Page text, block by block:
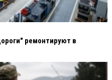
ремонтируют в